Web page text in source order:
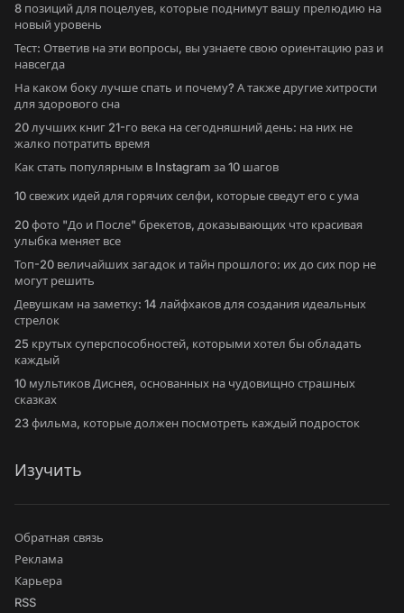
8 позиций для поцелуев, которые поднимут вашу прелюдию на
новый уровень
Тест: Ответив на эти вопросы, вы узнаете свою ориентацию раз и
навсегда
На каком боку лучше спать и почему? А также другие хитрости
для здорового сна
20 лучших книг 21-го века на сегодняшний день: на них не
жалко потратить время
Как стать популярным в Instagram за 10 шагов
10 свежих идей для горячих селфи, которые сведут его с ума
20 фото "До и После" брекетов, доказывающих что красивая
улыбка меняет все
Топ-20 величайших загадок и тайн прошлого: их до сих пор не
могут решить
Девушкам на заметку: 14 лайфхаков для создания идеальных
стрелок
25 крутых суперспособностей, которыми хотел бы обладать
каждый
10 мультиков Диснея, основанных на чудовищно страшных
сказках
23 фильма, которые должен посмотреть каждый подросток
Изучить
Обратная связь
Реклама
Карьера
RSS